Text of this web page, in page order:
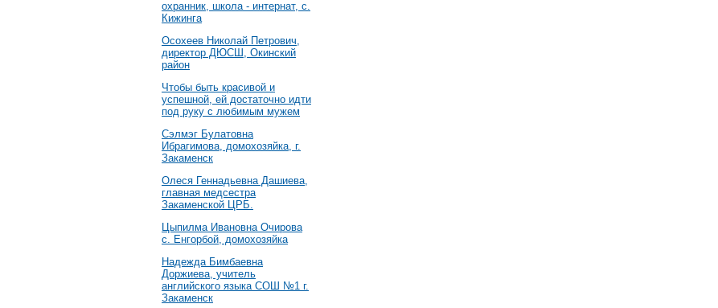
охранник, школа - интернат, с.
Кижинга
Осохеев Николай Петрович,
директор ДЮСШ, Окинский
район
Чтобы быть красивой и
успешной, ей достаточно идти
под руку с любимым мужем
Сэлмэг Булатовна
Ибрагимова, домохозяйка, г.
Закаменск
Олеся Геннадьевна Дашиева,
главная медсестра
Закаменской ЦРБ.
Цыпилма Ивановна Очирова
с. Енгорбой, домохозяйка
Надежда Бимбаевна
Доржиева, учитель
английского языка СОШ №1 г.
Закаменск